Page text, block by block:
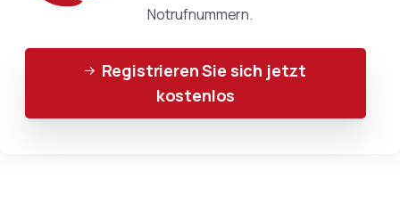
Notrufnummern.
Registrieren Sie sich jetzt
kostenlos